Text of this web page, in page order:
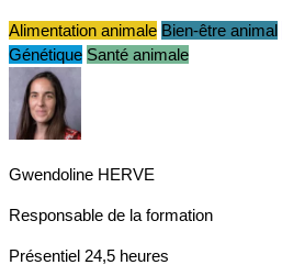
Alimentation animale Bien-être animal
Génétique Santé animale
Gwendoline HERVE
Responsable de la formation
Présentiel 24,5 heures